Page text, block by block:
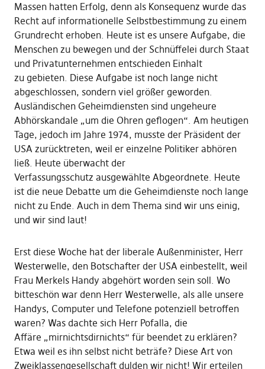
Massen hatten Erfolg, denn als Konsequenz wurde das
Recht auf informationelle Selbstbestimmung zu einem
Grundrecht erhoben. Heute ist es unsere Aufgabe, die
Menschen zu bewegen und der Schnüffelei durch Staat
und Privatunternehmen entschieden Einhalt
zu gebieten. Diese Aufgabe ist noch lange nicht
abgeschlossen, sondern viel größer geworden.
Ausländischen Geheimdiensten sind ungeheure
Abhörskandale „um die Ohren geflogen“. Am heutigen
Tage, jedoch im Jahre 1974, musste der Präsident der
USA zurücktreten, weil er einzelne Politiker abhören
ließ. Heute überwacht der
Verfassungsschutz ausgewählte Abgeordnete. Heute
ist die neue Debatte um die Geheimdienste noch lange
nicht zu Ende. Auch in dem Thema sind wir uns einig,
und wir sind laut!
Erst diese Woche hat der liberale Außenminister, Herr
Westerwelle, den Botschafter der USA einbestellt, weil
Frau Merkels Handy abgehört worden sein soll. Wo
bitteschön war denn Herr Westerwelle, als alle unsere
Handys, Computer und Telefone potenziell betroffen
waren? Was dachte sich Herr Pofalla, die
Affäre „mirnichtsdirnichts“ für beendet zu erklären?
Etwa weil es ihn selbst nicht beträfe? Diese Art von
Zweiklassengesellschaft dulden wir nicht! Wir erteilen